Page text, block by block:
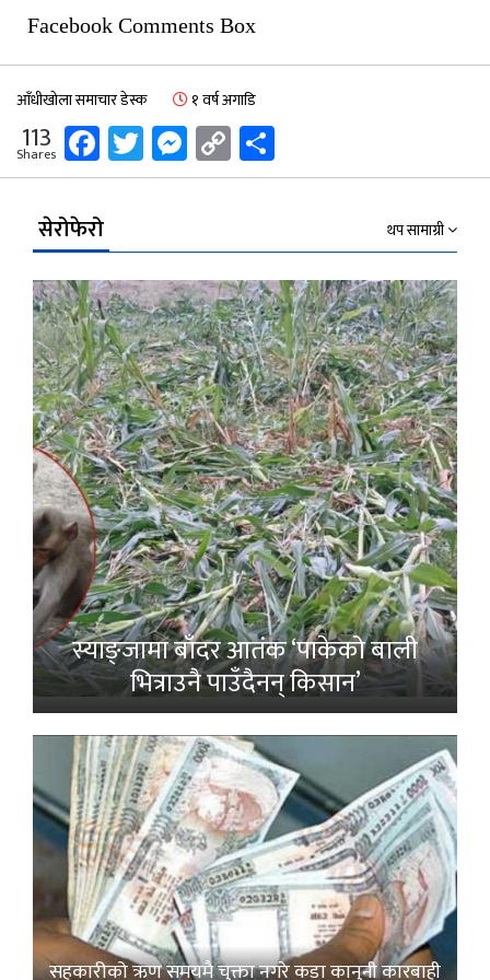
Facebook Comments Box
आँधीखोला समाचार डेस्क १ वर्ष अगाडि
113
Shares Facebook
Twitter
Messenger
Copy
Link
सेरोफेरो थप सामाग्री
स्याङ्जामा बाँदर आतंक ‘पाकेको बाली
भित्राउनै पाउँदैनन् किसान’
सहकारीको ऋण समयमै चुक्ता नगरे कडा कानुनी कारबाही